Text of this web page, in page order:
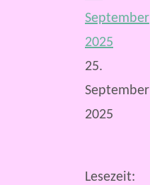
September
2025
25.
September
2025
Lesezeit: